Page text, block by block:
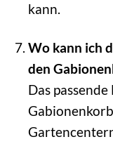
kann.
Wo kann ich
den
Das